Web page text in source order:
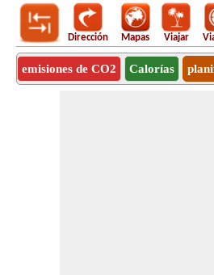
Dirección Mapas Viajar
emisiones de CO2 Calorías